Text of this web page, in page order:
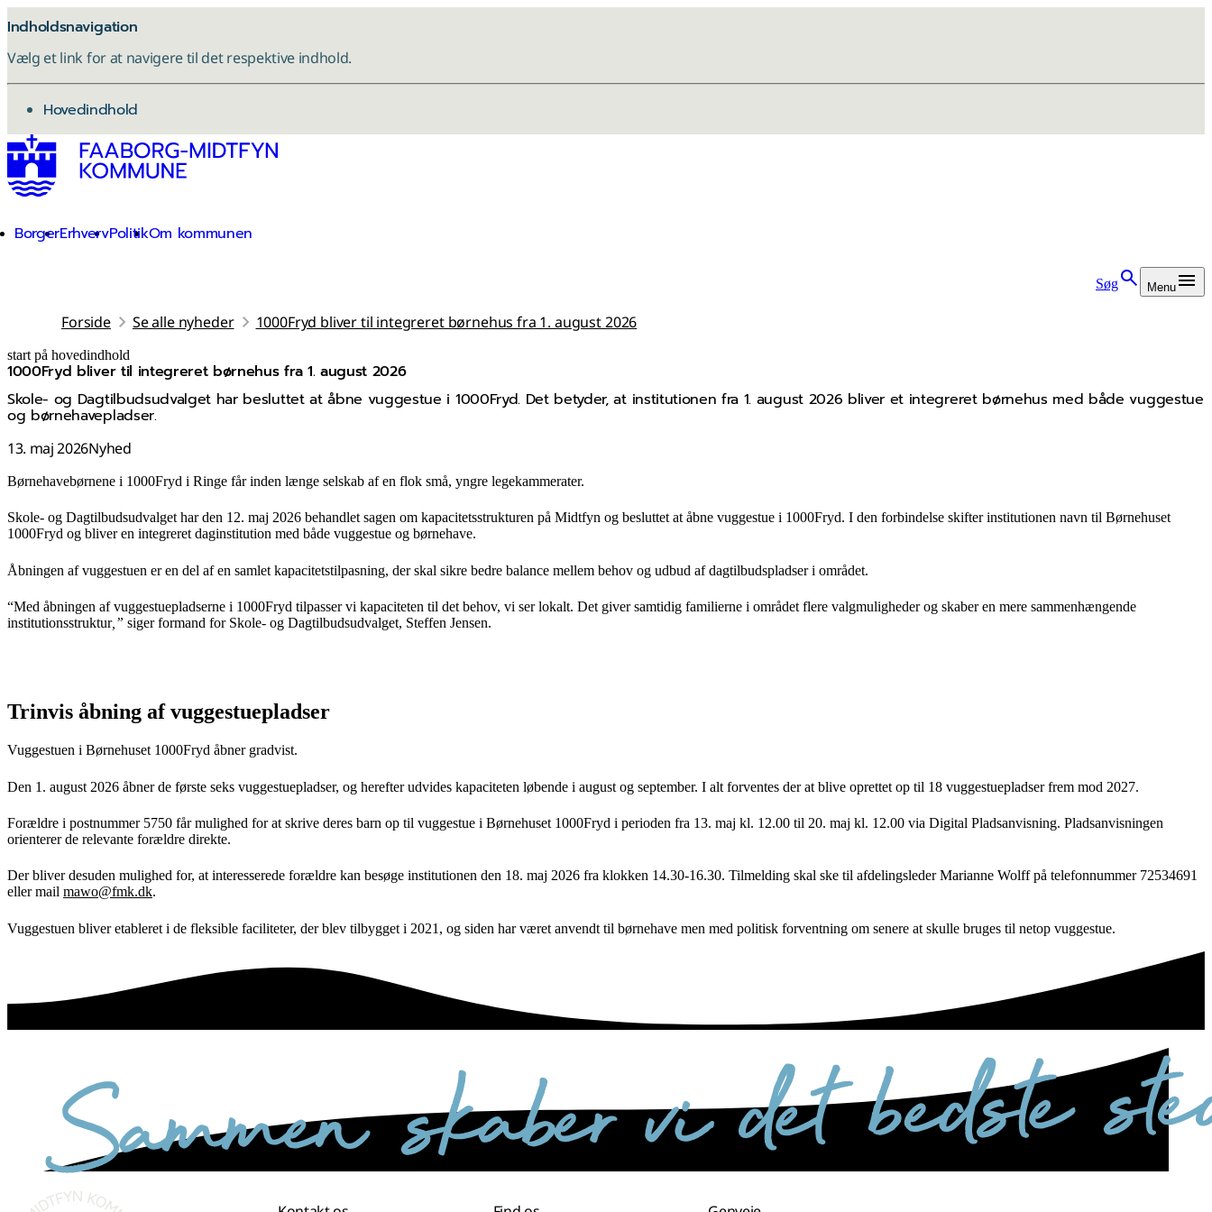
Indholdsnavigation
Vælg et link for at navigere til det respektive indhold.
gå til
Hovedindhold
BorgerErhvervPolitikOm kommunen
Søg Menu
Forside Se alle nyheder 1000Fryd bliver til integreret børnehus fra 1. august 2026
start på hovedindhold
1000Fryd bliver til integreret børnehus fra 1. august 2026
Skole- og Dagtilbudsudvalget har besluttet at åbne vuggestue i 1000Fryd. Det betyder, at institutionen fra 1. august 2026 bliver et integreret børnehus med både vuggestue
og børnehavepladser.
13. maj 2026Nyhed
senest opdateret 13. maj 2026
Børnehavebørnene i 1000Fryd i Ringe får inden længe selskab af en flok små, yngre legekammerater.
Skole- og Dagtilbudsudvalget har den 12. maj 2026 behandlet sagen om kapacitetsstrukturen på Midtfyn og besluttet at åbne vuggestue i 1000Fryd. I den forbindelse skifter institutionen navn til Børnehuset
1000Fryd og bliver en integreret daginstitution med både vuggestue og børnehave.
Åbningen af vuggestuen er en del af en samlet kapacitetstilpasning, der skal sikre bedre balance mellem behov og udbud af dagtilbudspladser i området.
“Med åbningen af vuggestuepladserne i 1000Fryd tilpasser vi kapaciteten til det behov, vi ser lokalt. Det giver samtidig familierne i området flere valgmuligheder og skaber en mere sammenhængende
institutionsstruktur,” siger formand for Skole- og Dagtilbudsudvalget, Steffen Jensen.
Trinvis åbning af vuggestuepladser
Vuggestuen i Børnehuset 1000Fryd åbner gradvist.
Den 1. august 2026 åbner de første seks vuggestuepladser, og herefter udvides kapaciteten løbende i august og september. I alt forventes der at blive oprettet op til 18 vuggestuepladser frem mod 2027.
Forældre i postnummer 5750 får mulighed for at skrive deres barn op til vuggestue i Børnehuset 1000Fryd i perioden fra 13. maj kl. 12.00 til 20. maj kl. 12.00 via Digital Pladsanvisning. Pladsanvisningen
orienterer de relevante forældre direkte.
Der bliver desuden mulighed for, at interesserede forældre kan besøge institutionen den 18. maj 2026 fra klokken 14.30-16.30. Tilmelding skal ske til afdelingsleder Marianne Wolff på telefonnummer 72534691
eller mail mawo@fmk.dk.
Vuggestuen bliver etableret i de fleksible faciliteter, der blev tilbygget i 2021, og siden har været anvendt til børnehave men med politisk forventning om senere at skulle bruges til netop vuggestue.